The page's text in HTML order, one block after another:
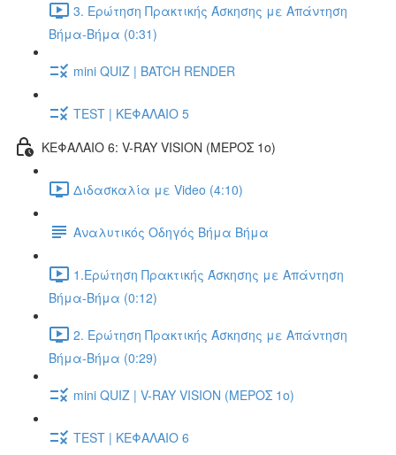
3. Ερώτηση Πρακτικής Άσκησης με Απάντηση
Βήμα-Βήμα (0:31)
mini QUIZ | BATCH RENDER
TEST | ΚΕΦΑΛΑΙΟ 5
ΚΕΦΑΛΑΙΟ 6: V-RAY VISION (ΜΕΡΟΣ 1ο)
Διδασκαλία με Video (4:10)
Αναλυτικός Οδηγός Βήμα Βήμα
1.Ερώτηση Πρακτικής Άσκησης με Απάντηση
Βήμα-Βήμα (0:12)
2. Ερώτηση Πρακτικής Άσκησης με Απάντηση
Βήμα-Βήμα (0:29)
mini QUIZ | V-RAY VISION (ΜΕΡΟΣ 1ο)
TEST | ΚΕΦΑΛΑΙΟ 6